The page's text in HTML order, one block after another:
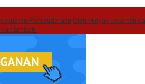
Persaudaraan Olah Minyak Jelantah
Limbah